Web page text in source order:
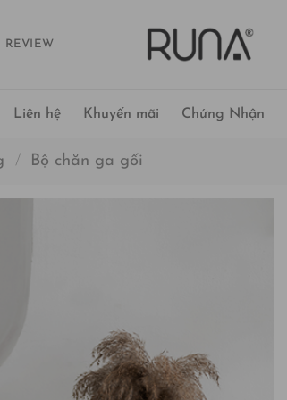
REVIEW
Liên hệ Khuyến mãi Chứng Nhận
/ Bộ chăn ga gối